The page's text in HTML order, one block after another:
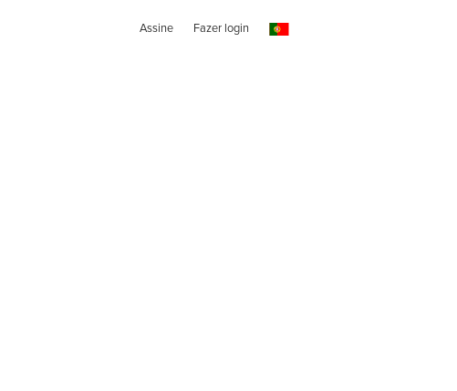
Assine Fazer login